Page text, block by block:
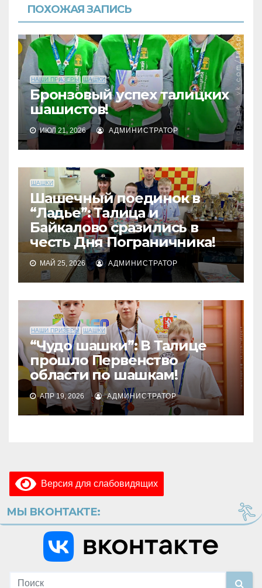
ПОХОЖАЯ ЗАПИСЬ
НАШИ ПРИЗЕРЫ ШАШКИ
Бронзовый успех талицких
шашистов!
ИЮЛ 21, 2026 АДМИНИСТРАТОР
ШАШКИ
Шашечный поединок в
“Ладье”: Талица и
Байкалово сразились в
честь Дня Пограничника!
МАЙ 25, 2026 АДМИНИСТРАТОР
НАШИ ПРИЗЕРЫ ШАШКИ
“Чудо шашки”: В Талице
прошло Первенство
области по шашкам!
АПР 19, 2026 АДМИНИСТРАТОР
Версия для слабовидящих
МЫ ВКОНТАКТЕ: